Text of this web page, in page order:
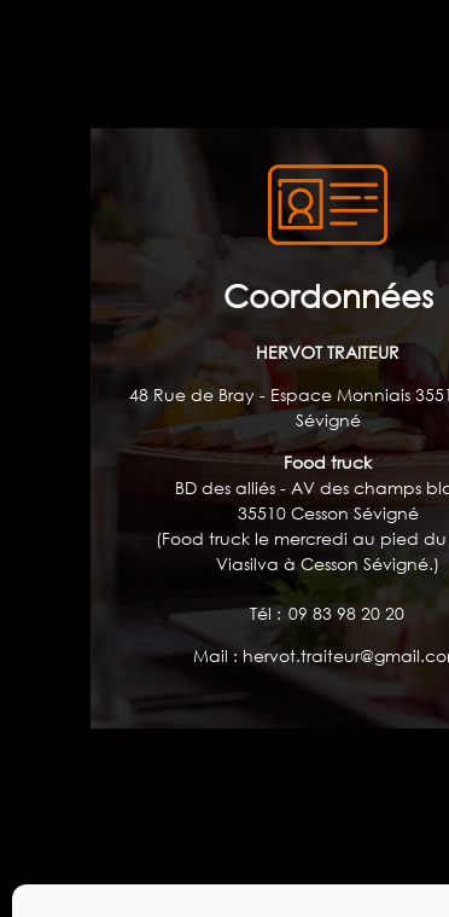
Coordonnées
HERVOT TRAITEUR
48 Rue de Bray - Espace Monniais
Sévigné
Food truck
BD des alliés - AV des champs
35510 Cesson Sévigné
(Food truck le mercredi au pied
Viasilva à Cesson Sévigné.)
Tél :09 83 98 20 20
Mail :